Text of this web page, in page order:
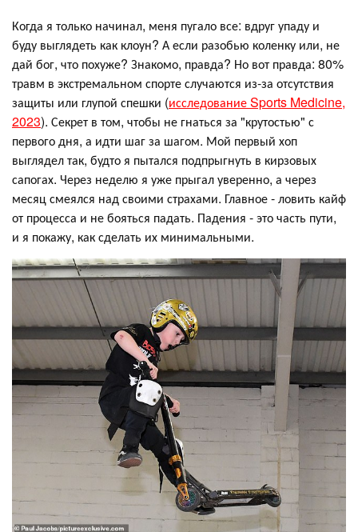
Когда я только начинал, меня пугало все: вдруг упаду и
буду выглядеть как клоун? А если разобью коленку или, не
дай бог, что похуже? Знакомо, правда? Но вот правда: 80%
травм в экстремальном спорте случаются из-за отсутствия
защиты или глупой спешки (исследование Sports Medicine,
2023). Секрет в том, чтобы не гнаться за "крутостью" с
первого дня, а идти шаг за шагом. Мой первый хоп
выглядел так, будто я пытался подпрыгнуть в кирзовых
сапогах. Через неделю я уже прыгал уверенно, а через
месяц смеялся над своими страхами. Главное - ловить кайф
от процесса и не бояться падать. Падения - это часть пути,
и я покажу, как сделать их минимальными.